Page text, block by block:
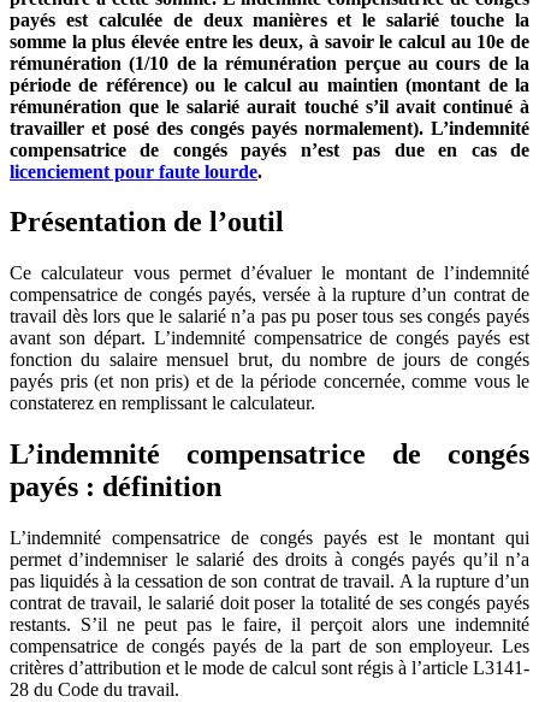
payés est calculée de deux manières et le salarié touche la
somme la plus élevée entre les deux, à savoir le calcul au 10e de
rémunération (1/10 de la rémunération perçue au cours de la
période de référence) ou le calcul au maintien (montant de la
rémunération que le salarié aurait touché s’il avait continué à
travailler et posé des congés payés normalement). L’indemnité
compensatrice de congés payés n’est pas due en cas de
licenciement pour faute lourde.
Présentation de l’outil
Ce calculateur vous permet d’évaluer le montant de l’indemnité
compensatrice de congés payés, versée à la rupture d’un contrat de
travail dès lors que le salarié n’a pas pu poser tous ses congés payés
avant son départ. L’indemnité compensatrice de congés payés est
fonction du salaire mensuel brut, du nombre de jours de congés
payés pris (et non pris) et de la période concernée, comme vous le
constaterez en remplissant le calculateur.
L’indemnité compensatrice de congés
payés : définition
L’indemnité compensatrice de congés payés est le montant qui
permet d’indemniser le salarié des droits à congés payés qu’il n’a
pas liquidés à la cessation de son contrat de travail. A la rupture d’un
contrat de travail, le salarié doit poser la totalité de ses congés payés
restants. S’il ne peut pas le faire, il perçoit alors une indemnité
compensatrice de congés payés de la part de son employeur. Les
critères d’attribution et le mode de calcul sont régis à l’article L3141-
28 du Code du travail.